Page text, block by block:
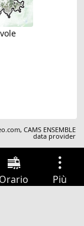
,CAMS ENSEMBLE
data provider
Orario Più